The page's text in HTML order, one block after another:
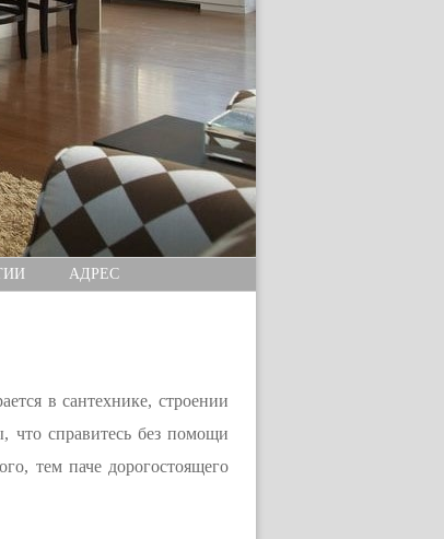
АДРЕС
в сантехнике, строении
что справитесь без помощи
тем паче дорогостоящего